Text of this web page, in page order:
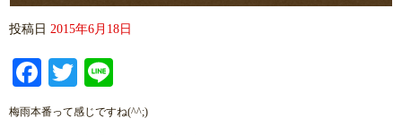
投稿日 2015年6月18日
Facebook
Twitter
梅雨本番って感じですね(^^;)